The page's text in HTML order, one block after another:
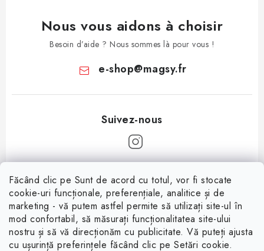
Făcând clic pe Sunt de acord cu totul, vor fi stocate
cookie-uri funcționale, preferențiale, analitice și de
marketing - vă putem astfel permite să utilizați site-ul în
mod confortabil, să măsurați funcționalitatea site-ului
nostru și să vă direcționăm cu publicitate. Vă puteți ajusta
cu ușurință preferințele făcând clic pe Setări cookie.
Nous vous aidons à choisir
Besoin d’aide ? Nous sommes là pour vous !
e-shop@magsy.fr
Informații pentru tine
À propos
Conditions de vente
Facebook